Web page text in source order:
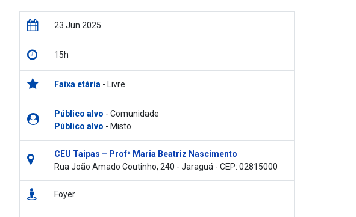
23 Jun 2025
15h
Faixa etária- Livre
Público alvo - Comunidade
Público alvo - Misto
CEU Taipas – Profª Maria Beatriz Nascimento
Rua João Amado Coutinho, 240 - Jaraguá - CEP: 02815000
Foyer